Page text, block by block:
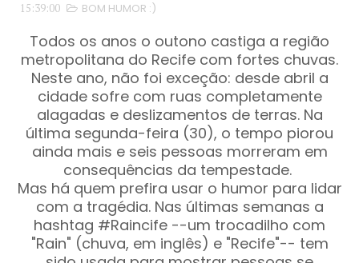
15:39:00 BOM HUMOR :)
Todos os anos o outono castiga a região
metropolitana do Recife com fortes chuvas.
Neste ano, não foi exceção: desde abril a
cidade sofre com ruas completamente
alagadas e deslizamentos de terras. Na
última segunda-feira (30), o tempo piorou
ainda mais e seis pessoas morreram em
consequências da tempestade.
Mas há quem prefira usar o humor para lidar
com a tragédia. Nas últimas semanas a
hashtag #Raincife --um trocadilho com
"Rain" (chuva, em inglês) e "Recife"-- tem